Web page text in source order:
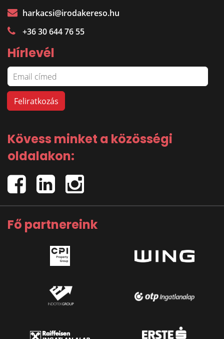
harkacsi@irodakereso.hu
+36 30 644 76 55
Hírlevél
Kövess minket a közösségi
oldalakon:
Fő partnereink